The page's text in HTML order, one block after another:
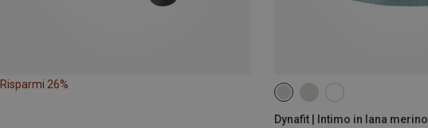
Risparmi 26%
Dynafit | Intimo in lana merino
XS S M